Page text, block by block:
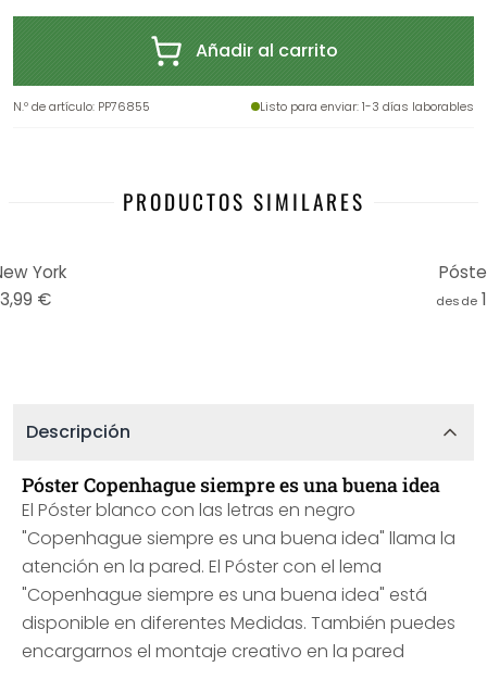
Añadir al carrito
N.º de artículo: PP76855 Listo para enviar: 1-3 días laborables
PRODUCTOS SIMILARES
York
€
desde
Descripción
Póster Copenhague siempre es una buena idea
El Póster blanco con las letras en negro
"Copenhague siempre es una buena idea" llama la
atención en la pared. El Póster con el lema
"Copenhague siempre es una buena idea" está
disponible en diferentes Medidas. También puedes
encargarnos el montaje creativo en la pared